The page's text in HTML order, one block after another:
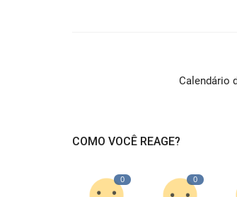
Calendário
COMO VOCÊ REAGE?
0 0